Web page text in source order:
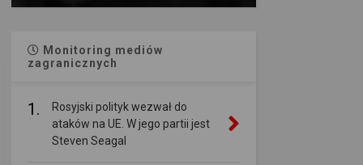
Monitoring mediów
zagranicznych
1.
Rosyjski polityk wezwał do
ataków na UE. W jego partii jest
Steven Seagal